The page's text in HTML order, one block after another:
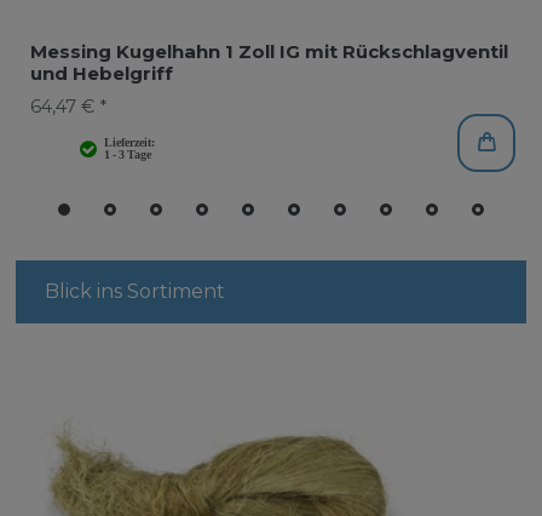
Messing Kugelhahn 1 Zoll IG mit Rückschlagventil
und Hebelgriff
64,47 € *
Blick ins Sortiment